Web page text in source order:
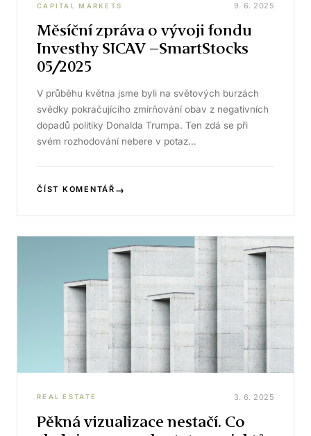
CAPITAL MARKETS 9. 6. 2025
Měsíční zpráva o vývoji fondu
Investhy SICAV –SmartStocks
05/2025
V průběhu května jsme byli na světových burzách
svědky pokračujícího zmírňování obav z negativních
dopadů politiky Donalda Trumpa. Ten zdá se při
svém rozhodování nebere v potaz…
ČÍST KOMENTÁŘ →
REAL ESTATE 3. 6. 2025
Pěkná vizualizace nestačí. Co